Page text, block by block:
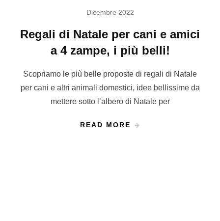
Dicembre 2022
Regali di Natale per cani e amici
a 4 zampe, i più belli!
Scopriamo le più belle proposte di regali di Natale
per cani e altri animali domestici, idee bellissime da
mettere sotto l’albero di Natale per
READ MORE